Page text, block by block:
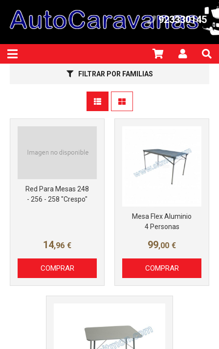
923330145
FILTRAR POR FAMILIAS
Red Para Mesas 248
- 256 - 258 "Crespo"
14,96 €
COMPRAR
Mesa Flex Aluminio
4 Personas
99,00 €
COMPRAR